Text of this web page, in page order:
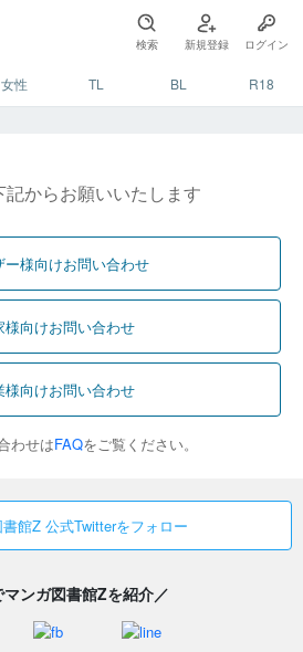
検索 新規登録 ログイン
女性 TL BL R18
からお願いいたします
ー様向けお問い合わせ
様向けお問い合わせ
様向けお問い合わせ
わせはFAQをご覧ください。
館Z 公式Twitterをフォロー
マンガ図書館Zを紹介／